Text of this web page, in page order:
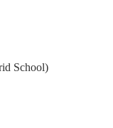
School)